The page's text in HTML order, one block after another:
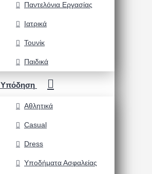
Παντελόνια Εργασίας
Ιατρικά
Τουνίκ
Παιδικά
Υπόδηση
Αθλητικά
Casual
Dress
Υποδήματα Ασφαλείας